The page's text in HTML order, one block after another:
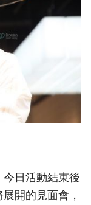
日活動結束後
開的見面會，